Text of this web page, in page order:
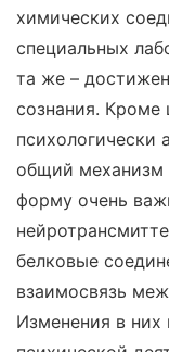
химических
специальных
та же –
сознания. Кроме
психологически
общий механизм
форму очень
белковые
взаимосвязь
Изменения в